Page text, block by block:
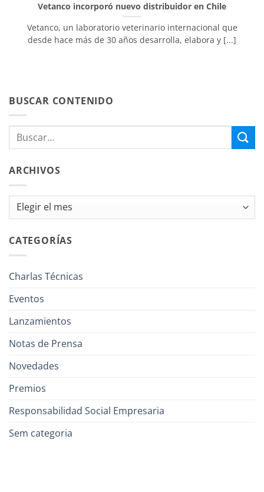
Vetanco incorporó nuevo distribuidor en Chile
Vetanco, un laboratorio veterinario internacional que
desde hace más de 30 años desarrolla, elabora y [...]
BUSCAR CONTENIDO
ARCHIVOS
Archivos
CATEGORÍAS
Charlas Técnicas
Eventos
Lanzamientos
Notas de Prensa
Novedades
Premios
Responsabilidad Social Empresaria
Sem categoria